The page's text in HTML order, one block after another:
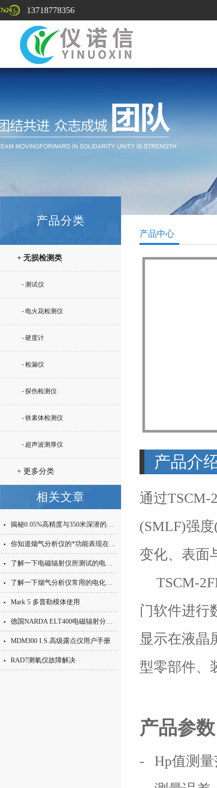
13718778356
产品分类
+ 无损检测类
- 测试仪
- 电火花检测仪
- 硬度计
- 检漏仪
- 探伤检测仪
- 铁素体检测仪
- 超声波测厚仪
+ 更多分类
相关文章
揭秘0.05%高精度与350米深潜的工业级Buckleys BathyCorrometer 电位计技术
你知道烟气分析仪的*功能表现在哪些方面么
了解一下电磁辐射仪所测试的电磁辐射的概念
了解一下烟气分析仪常用的电化学传感器的原理
Mark 5 多普勒模体使用
德国NARDA ELT400电磁辐射分析仪产品介绍
MDM300 I.S.高级露点仪用户手册
RAD7测氡仪故障解决
产品中心
产品介
通过TSCM-
(SMLF)强
变化、表面
TSCM-
门软件进行
显示在液晶
型零部件、
产品参数
- Hp值测量